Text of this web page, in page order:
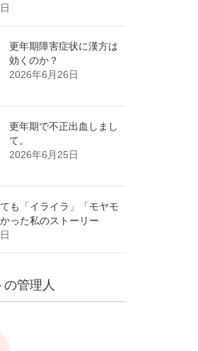
更年期障害症状に漢方は
効くのか？
2026年6月26日
更年期で不正出血しまし
て。
2026年6月25日
も「イライラ」「モヤモ
った私のストーリー
の管理人